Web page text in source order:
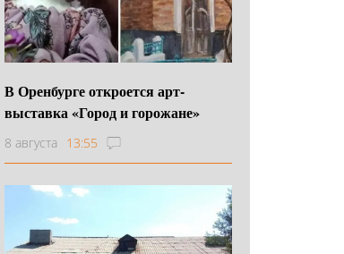
В Оренбурге откроется арт-
выставка «Город и горожане»
8 августа 13:55